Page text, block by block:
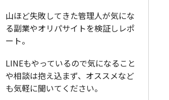
山ほど失敗してきた管理人が気にな
る副業やオリパサイトを検証しレポ
ート。
LINEもやっているので気になること
や相談は抱え込まず、オススメなど
も気軽に聞いてください。